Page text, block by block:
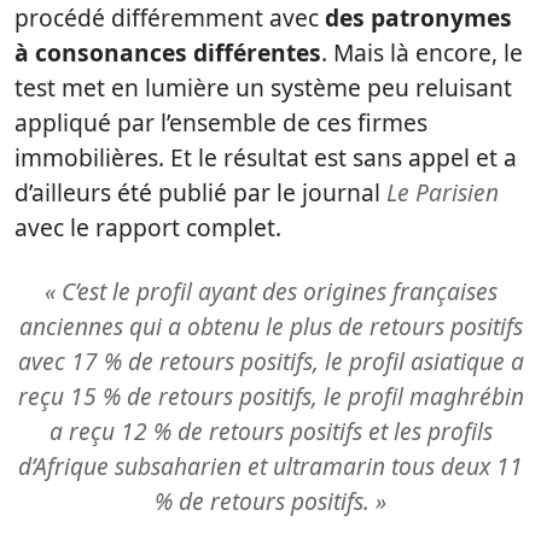
procédé différemment avecdes patronymes
à consonances différentes. Mais là encore, le
test met en lumière un système peu reluisant
appliqué par l’ensemble de ces firmes
immobilières. Et le résultat est sans appel et a
d’ailleurs été publié par le journal Le Parisien
avec le rapport complet.
« C’est le profil ayant des origines françaises
anciennes qui a obtenu le plus de retours positifs
avec 17 % de retours positifs, le profil asiatique a
reçu 15 % de retours positifs, le profil maghrébin
a reçu 12 % de retours positifs et les profils
d’Afrique subsaharien et ultramarin tous deux 11
% de retours positifs. »